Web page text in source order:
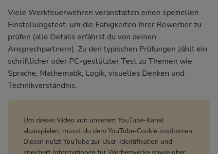
Viele Werkfeuerwehren veranstalten einen speziellen
Einstellungstest, um die Fähigkeiten Ihrer Bewerber zu
prüfen (alle Details erfährst du von deinen
Ansprechpartnern). Zu den typischen Prüfungen zählt ein
schriftlicher oder PC-gestützter Test zu Themen wie
Sprache, Mathematik, Logik, visuelles Denken und
Technikverständnis.
Um dieses Video von unserem YouTube-Kanal
abzuspielen, musst du dem YouTube-Cookie zustimmen.
Diesen nutzt YouTube zur User-Identifikation und